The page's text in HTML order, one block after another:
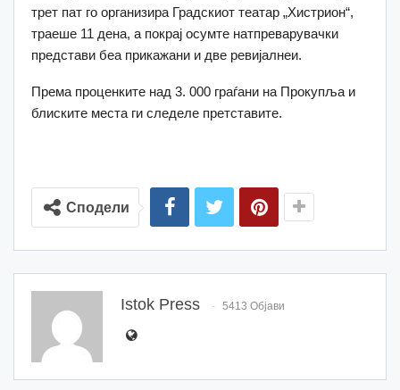
трет пат го организира Градскиот театар „Хистрион“,
траеше 11 дена, а покрај осумте натпреварувачки
представи беа прикажани и две ревијалнеи.
Према проценките над 3. 000 граѓани на Прокупља и
блиските места ги следеле претставите.
Сподели
Istok Press 5413 Објави